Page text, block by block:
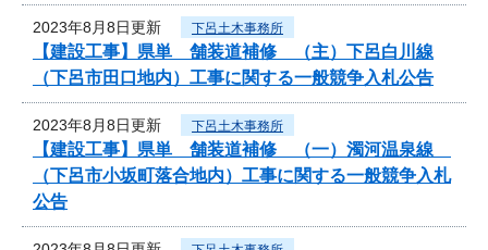
2023年8月8日更新 下呂土木事務所
【建設工事】県単 舗装道補修 （主）下呂白川線
（下呂市田口地内）工事に関する一般競争入札公告
2023年8月8日更新 下呂土木事務所
【建設工事】県単 舗装道補修 （一）濁河温泉線
（下呂市小坂町落合地内）工事に関する一般競争入札
公告